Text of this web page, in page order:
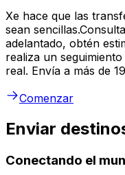
Xe hace que las
sean
adelantado, obtén
realiza un
real. Envía a más de
Comenzar
Enviar
Conectando el